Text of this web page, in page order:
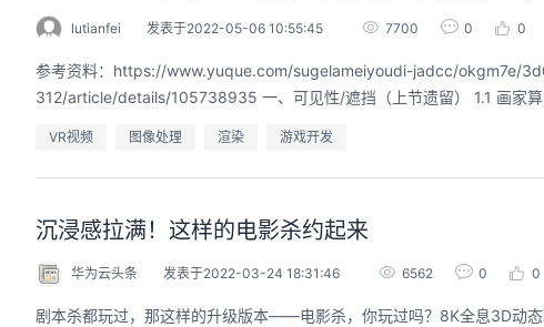
lutianfei 发表于2022-05-06 10:55:45 7700 0 0
参考资料：https://www.yuque.com/sugelameiyoudi-jadcc/
312/article/details/105738935 一、可见性/遮挡（上节遗留） 1.1 画家
VR视频 图像处理 渲染 游戏开发
沉浸感拉满！这样的电影杀约起来
华为云头条 发表于2022-03-24 18:31:46 6562 0 0
剧本杀都玩过，那这样的升级版本——电影杀，你玩过吗？8K全息3D动